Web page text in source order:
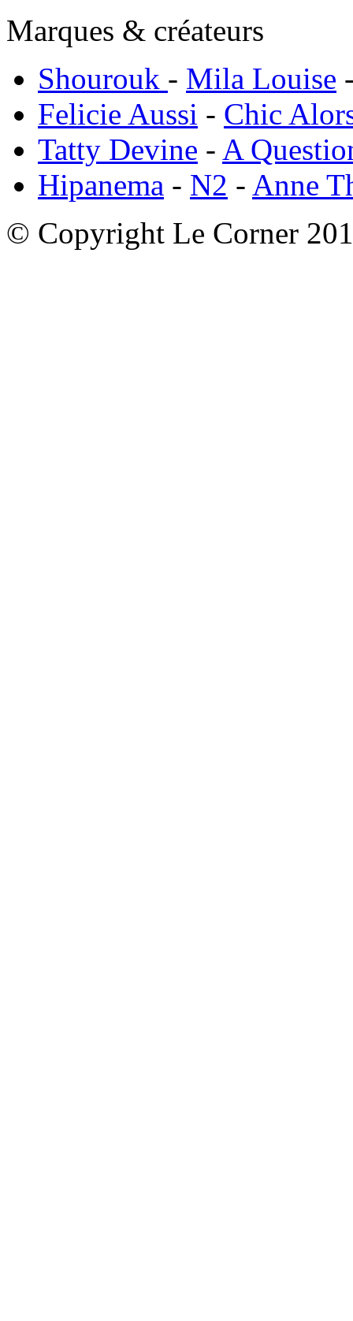
Marques & créateurs
Shourouk - Mila Louise
Felicie Aussi - Chic
Tatty Devine - A
Hipanema - N2 - Anne
© Copyright Le Corner